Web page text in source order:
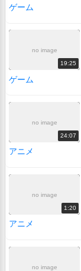
ゲーム
no image
19:25
ゲーム
no image
24:07
アニメ
no image
1:20
アニメ
no image